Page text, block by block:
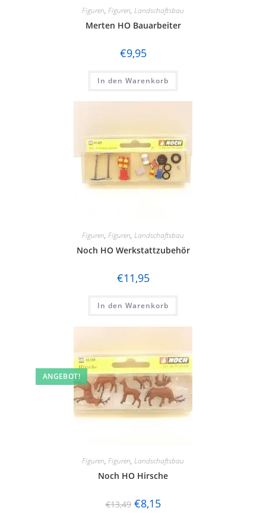
Figuren, Figuren, Landschaftsbau
Merten HO Bauarbeiter
€9,95
In den Warenkorb
Figuren, Figuren, Landschaftsbau
Noch HO Werkstattzubehör
€11,95
In den Warenkorb
ANGEBOT!
Figuren, Figuren, Landschaftsbau
Noch HO Hirsche
€13,49 €8,15